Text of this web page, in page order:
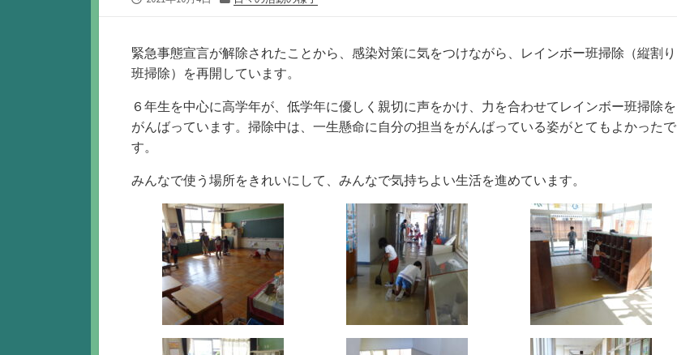
リ
ー
緊急事態宣言が解除されたことから、感染対策に気をつけながら、レインボー班掃除（縦割り
班掃除）を再開しています。
６年生を中心に高学年が、低学年に優しく親切に声をかけ、力を合わせてレインボー班掃除を
がんばっています。掃除中は、一生懸命に自分の担当をがんばっている姿がとてもよかったで
す。
みんなで使う場所をきれいにして、みんなで気持ちよい生活を進めています。